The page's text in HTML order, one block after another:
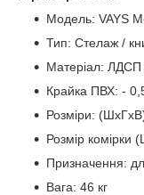
Модель: VAYS
Тип: Стелаж /
Матеріал:
Крайка ПВХ: -
Розміри:
Розмір
Призначення:
Вага: 46 кг